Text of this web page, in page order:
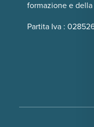
formazione e
Partita Iva :